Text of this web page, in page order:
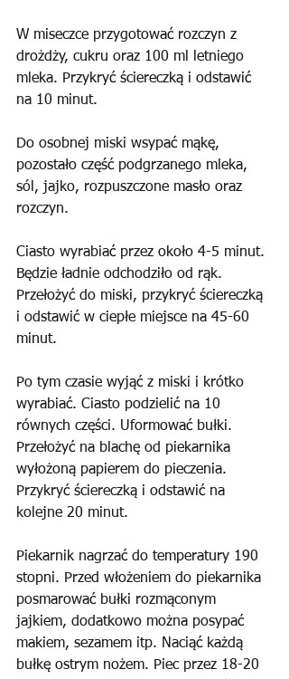
W miseczce przygotować rozczyn z
drożdży, cukru oraz 100 ml letniego
mleka. Przykryć ściereczką i odstawić
na 10 minut.
Do osobnej miski wsypać mąkę,
pozostało część podgrzanego mleka,
sól, jajko, rozpuszczone masło oraz
rozczyn.
Ciasto wyrabiać przez około 4-5 minut.
Będzie ładnie odchodziło od rąk.
Przełożyć do miski, przykryć ściereczką
i odstawić w ciepłe miejsce na 45-60
minut.
Po tym czasie wyjąć z miski i krótko
wyrabiać. Ciasto podzielić na 10
równych części. Uformować bułki.
Przełożyć na blachę od piekarnika
wyłożoną papierem do pieczenia.
Przykryć ściereczką i odstawić na
kolejne 20 minut.
Piekarnik nagrzać do temperatury 190
stopni. Przed włożeniem do piekarnika
posmarować bułki rozmąconym
jajkiem, dodatkowo można posypać
makiem, sezamem itp. Naciąć każdą
bułkę ostrym nożem. Piec przez 18-20